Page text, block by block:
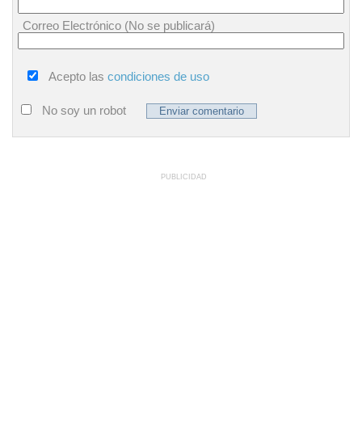
Correo Electrónico (No se publicará)
Acepto las condiciones de uso
No soy un robot
PUBLICIDAD